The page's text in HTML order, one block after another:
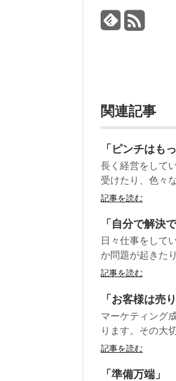
関連記事
「ピンチはも
長く経営をして
受けたり、色々
記事を読む
「自分で解決
日々仕事をして
か問題が起きた
記事を読む
「お客様は売
マーケティング
ります。その大
記事を読む
「準備万端」